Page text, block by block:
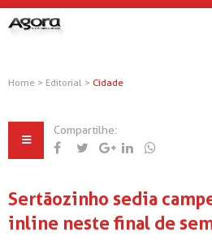
Home > Editorial > Cidade
Compartilhe:
Sertãozinho sedia
inline neste final de